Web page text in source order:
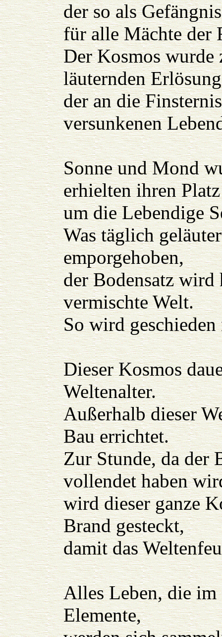
der so als
für alle Mächte der
Der Kosmos wurde
läuternden Erlösung
der an die
versunkenen
Sonne und Mond
erhielten ihren
um die Lebendige
Was täglich
emporgehoben,
der Bodensatz wird
vermischte Welt.
So wird
Dieser Kosmos
Weltenalter.
Außerhalb dieser
Bau errichtet.
Zur Stunde, da der
vollendet haben
wird dieser ganze
Brand gesteckt,
damit das
Alles Leben, die
Elemente,